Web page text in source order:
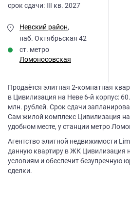
срок сдачи: III кв. 2027
Невский район,
наб. Октябрьская 42
ст. метро
Ломоносовская
Продаётся элитная 2-комнатная
в Цивилизация на Неве 6-й корпус:
млн. рублей. Срок сдачи
Сам жилой комплекс Цивилизация на
удобном месте, у станции метро
Агентство элитной недвижимости
данную квартиру в ЖК Цивилизация
условиям и обеспечит безупречную
сделки.